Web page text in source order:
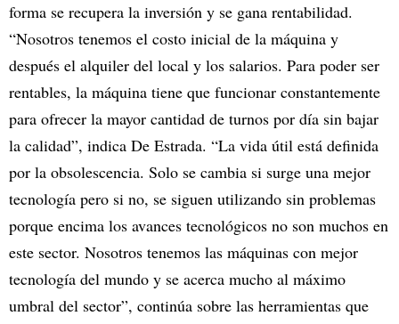
forma se recupera la inversión y se gana rentabilidad.
“Nosotros tenemos el costo inicial de la máquina y
después el alquiler del local y los salarios. Para poder ser
rentables, la máquina tiene que funcionar constantemente
para ofrecer la mayor cantidad de turnos por día sin bajar
la calidad”, indica De Estrada. “La vida útil está definida
por la obsolescencia. Solo se cambia si surge una mejor
tecnología pero si no, se siguen utilizando sin problemas
porque encima los avances tecnológicos no son muchos en
este sector. Nosotros tenemos las máquinas con mejor
tecnología del mundo y se acerca mucho al máximo
umbral del sector”, continúa sobre las herramientas que